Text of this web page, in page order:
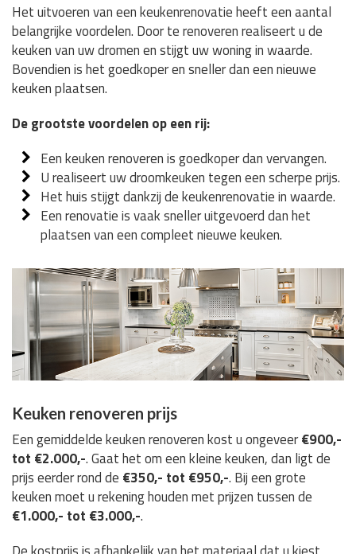
Het uitvoeren van een keukenrenovatie heeft een aantal
belangrijke voordelen. Door te renoveren realiseert u de
keuken van uw dromen en stijgt uw woning in waarde.
Bovendien is het goedkoper en sneller dan een nieuwe
keuken plaatsen.
De grootste voordelen op een rij:
Een keuken renoveren is goedkoper dan vervangen.
U realiseert uw droomkeuken tegen een scherpe prijs.
Het huis stijgt dankzij de keukenrenovatie in waarde.
Een renovatie is vaak sneller uitgevoerd dan het
plaatsen van een compleet nieuwe keuken.
Keuken renoveren prijs
Een gemiddelde keuken renoveren kost u ongeveer€900,-
tot €2.000,-. Gaat het om een kleine keuken, dan ligt de
prijs eerder rond de €350,- tot €950,-. Bij een grote
keuken moet u rekening houden met prijzen tussen de
€1.000,- tot €3.000,-.